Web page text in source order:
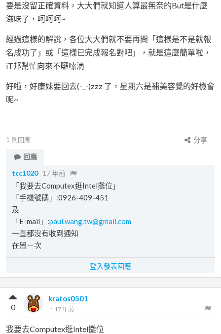
要是沒留正確資料，大大們就知道人算最無奈的But是什麼
滋味了，呵呵呵~
經過這樣的解說，各位大大們就不要再問「這樣是不是就報
名成功了」或「這樣已完成報名對吧」，就是這麼簡單啦，
iT邦幫忙向來不囉嗦滴
好啦，好康妹要回去(-_-)zzz 了，星期六是補美容覺的好機會
呢~
1 則回應
分享
回應
tcc1020 17 年前
「我要去Computex逛Intel攤位」
「手機號碼」:0926-409-451
及
「E-mail」:paul.wang.tw@gmail.com
一直都沒有收到通知
在留ㄧ次
登入發表回應
kratos0501
． 17 年前
0
我要去Computex逛Intel攤位